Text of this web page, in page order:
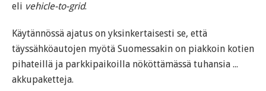
eli vehicle-to-grid.
Käytännössä ajatus on yksinkertaisesti se, että
täyssähköautojen myötä Suomessakin on piakkoin kotien
pihateillä ja parkkipaikoilla nököttämässä tuhansia ...
akkupaketteja.